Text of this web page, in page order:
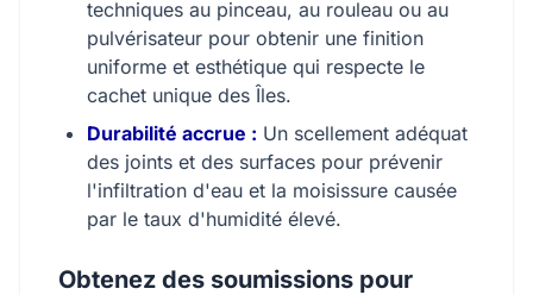
techniques au pinceau, au rouleau ou au
pulvérisateur pour obtenir une finition
uniforme et esthétique qui respecte le
cachet unique des Îles.
Durabilité accrue : Un scellement adéquat
des joints et des surfaces pour prévenir
l'infiltration d'eau et la moisissure causée
par le taux d'humidité élevé.
Obtenez des soumissions pour